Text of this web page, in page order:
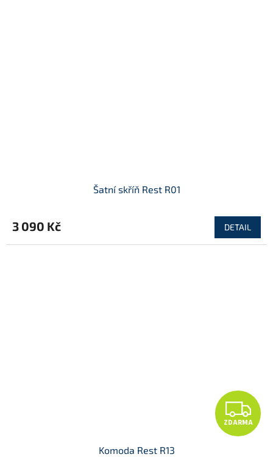
Šatní skříň Rest R01
3 090 Kč DETAIL
Z
D
ZDARMA
Komoda Rest R13